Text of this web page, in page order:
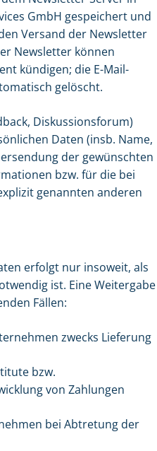
GmbH gespeichert und
Versand der Newsletter
Newsletter können
kündigen; die E-Mail-
gelöscht.
Diskussionsforum)
Daten (insb. Name,
der gewünschten
bzw. für die bei
genannten anderen
erfolgt nur insoweit, als
ist. Eine Weitergabe
Fällen:
zwecks Lieferung
bzw.
von Zahlungen
bei Abtretung der